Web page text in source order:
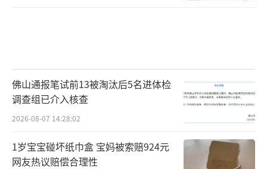
佛山通报笔试前13被淘汰后5名进体检
调查组已介入核查
2026-08-07 14:28:02
1岁宝宝碰坏纸巾盒 宝妈被索赔924元
网友热议赔偿合理性